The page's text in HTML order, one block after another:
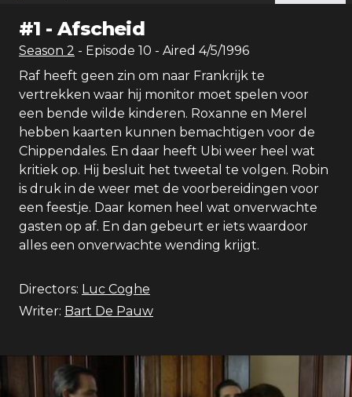
#1 -Afscheid
Season 2 - Episode 10 - Aired 4/5/1996
Raf heeft geen zin om naar Frankrijk te
vertrekken waar hij monitor moet spelen voor
een bende wilde kinderen. Roxanne en Merel
hebben kaarten kunnen bemachtigen voor de
Chippendales. En daar heeft Ubi weer heel wat
kritiek op. Hij besluit het tweetal te volgen. Robin
is druk in de weer met de voorbereidingen voor
een feestje. Daar komen heel wat onverwachte
gasten op af. En dan gebeurt er iets waardoor
alles een onverwachte wending krijgt.
Directors: Luc Coghe
Writer: Bart De Pauw